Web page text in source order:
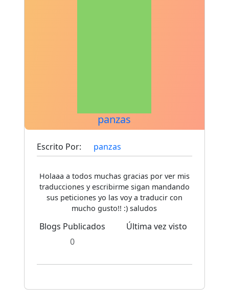
panzas
Escrito Por: panzas
Holaaa a todos muchas gracias por ver mis
traducciones y escribirme sigan mandando
sus peticiones yo las voy a traducir con
mucho gusto!! :) saludos
Blogs Publicados
0
Última vez visto